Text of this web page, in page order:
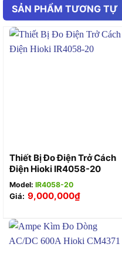
SẢN PHẨM TƯƠNG TỰ
Thiết Bị Đo Điện Trở Cách
Điện Hioki IR4058-20
Model: IR4058-20
Giá: 9,000,000₫